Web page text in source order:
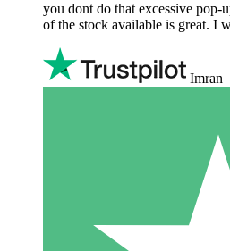
you dont do that excessive pop-
of the stock available is great. I
Imran